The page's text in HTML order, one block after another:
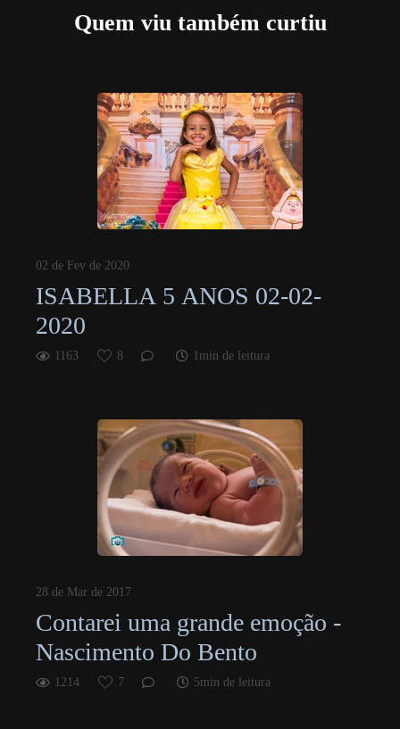
Quem viu também curtiu
02 de Fev de 2020
ISABELLA 5 ANOS 02-02-
2020
1163 8 1min de leitura
28 de Mar de 2017
Contarei uma grande emoção -
Nascimento Do Bento
1214 7 5min de leitura